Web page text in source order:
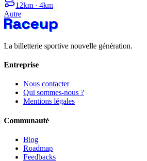
12km · 4km
Autre
La billetterie sportive nouvelle génération.
Entreprise
Nous contacter
Qui sommes-nous ?
Mentions légales
Communauté
Blog
Roadmap
Feedbacks